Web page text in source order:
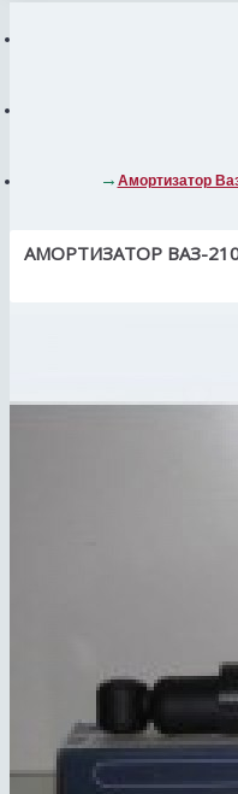
Амортизатор
АМОРТИЗАТОР ВАЗ-